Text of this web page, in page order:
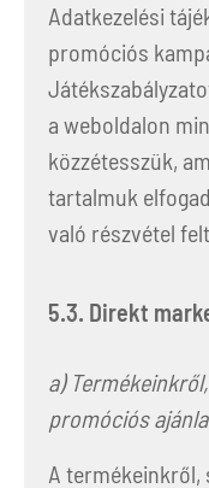
Adatkezelési
promóciós
a weboldalon
közzétesszük,
tartalmuk
való részvétel
5.3. Direkt
a)
promóciós
A termékeinkről,